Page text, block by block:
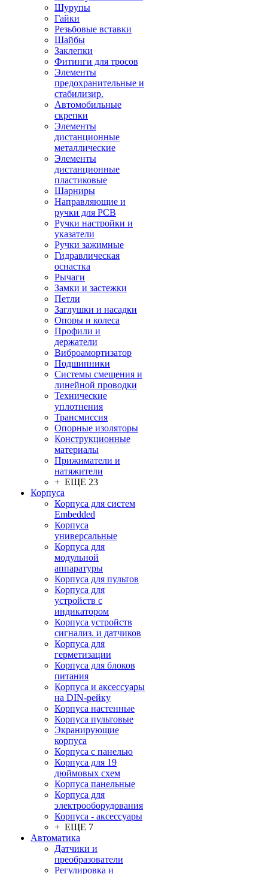
Шурупы
Гайки
Резьбовые вставки
Шайбы
Заклепки
Фитинги для тросов
Элементы
предохранительные и
стабилизир.
Автомобильные
скрепки
Элементы
дистанционные
металлические
Элементы
дистанционные
пластиковые
Шарниры
Направляющие и
ручки для PCB
Ручки настройки и
указатели
Ручки зажимные
Гидравлическая
оснастка
Рычаги
Замки и застежки
Петли
Заглушки и насадки
Опоры и колеса
Профили и
держатели
Виброамортизатор
Подшипники
Системы смещения и
линейной проводки
Технические
уплотнения
Трансмиссия
Опорные изоляторы
Конструкционные
материалы
Прижиматели и
натяжители
+ ЕЩЕ 23
Корпуса
Корпуса для систем
Embedded
Корпуса
универсальные
Корпуса для
модульной
аппаратуры
Корпуса для пультов
Корпуса для
устройств с
индикатором
Корпуса устройств
сигнализ. и датчиков
Корпуса для
герметизации
Корпуса для блоков
питания
Корпуса и аксессуары
на DIN-рейку
Корпуса настенные
Корпуса пультовые
Экранирующие
корпуса
Корпуса с панелью
Корпуса для 19
дюймовых схем
Корпуса панельные
Корпуса для
электрооборудования
Корпуса - аксессуары
+ ЕЩЕ 7
Автоматика
Датчики и
преобразователи
Регулировка и